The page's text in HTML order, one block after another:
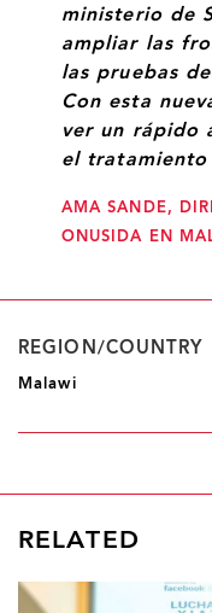
ministerio de
ampliar las
las pruebas
Con esta
ver un rápido
el tratamiento
AMA SANDE,
ONUSIDA EN
REGION/COUNTRY
Malawi
RELATED